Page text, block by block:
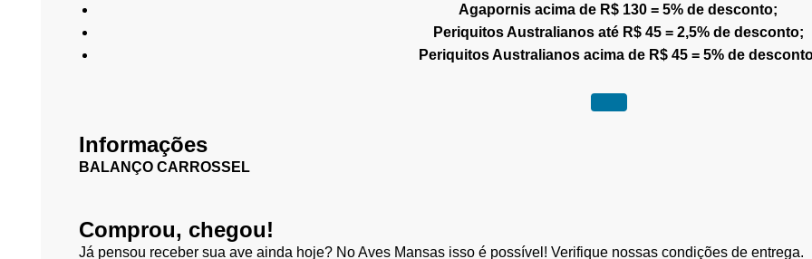
Agapornis acima de R$ 130 = 5% de desconto;
Periquitos Australianos até R$ 45 = 2,5% de desconto;
Periquitos Australianos acima de R$ 45 = 5% de
Informações
BALANÇO CARROSSEL
Comprou, chegou!
Já pensou receber sua ave ainda hoje? No Aves Mansas isso é possível! Verifique nossas condições de entrega.